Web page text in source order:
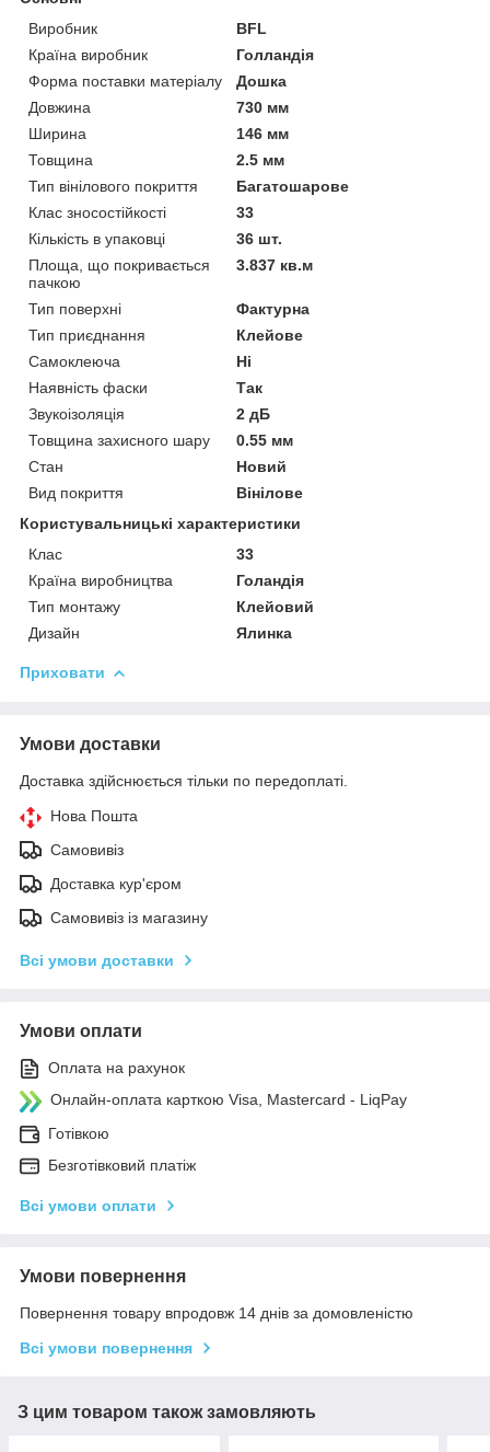
Виробник
BFL
Країна виробник
Голландія
Форма поставки матеріалу
Дошка
Довжина
730 мм
Ширина
146 мм
Товщина
2.5 мм
Тип вінілового покриття
Багатошарове
Клас зносостійкості
33
Кількість в упаковці
36 шт.
Площа, що покривається
пачкою
3.837 кв.м
Тип поверхні
Фактурна
Тип приєднання
Клейове
Самоклеюча
Ні
Наявність фаски
Так
Звукоізоляція
2 дБ
Товщина захисного шару
0.55 мм
Стан
Новий
Вид покриття
Вінілове
Користувальницькі характеристики
Клас
33
Країна виробництва
Голандія
Тип монтажу
Клейовий
Дизайн
Ялинка
Приховати
Умови доставки
Доставка здійснюється тільки по передоплаті.
Нова Пошта
Самовивіз
Доставка кур'єром
Самовивіз із магазину
Всі умови доставки
Умови оплати
Оплата на рахунок
Онлайн-оплата карткою Visa, Mastercard - LiqPay
Готівкою
Безготівковий платіж
Всі умови оплати
Умови повернення
Повернення товару впродовж 14 днів за домовленістю
Всі умови повернення
З цим товаром також замовляють